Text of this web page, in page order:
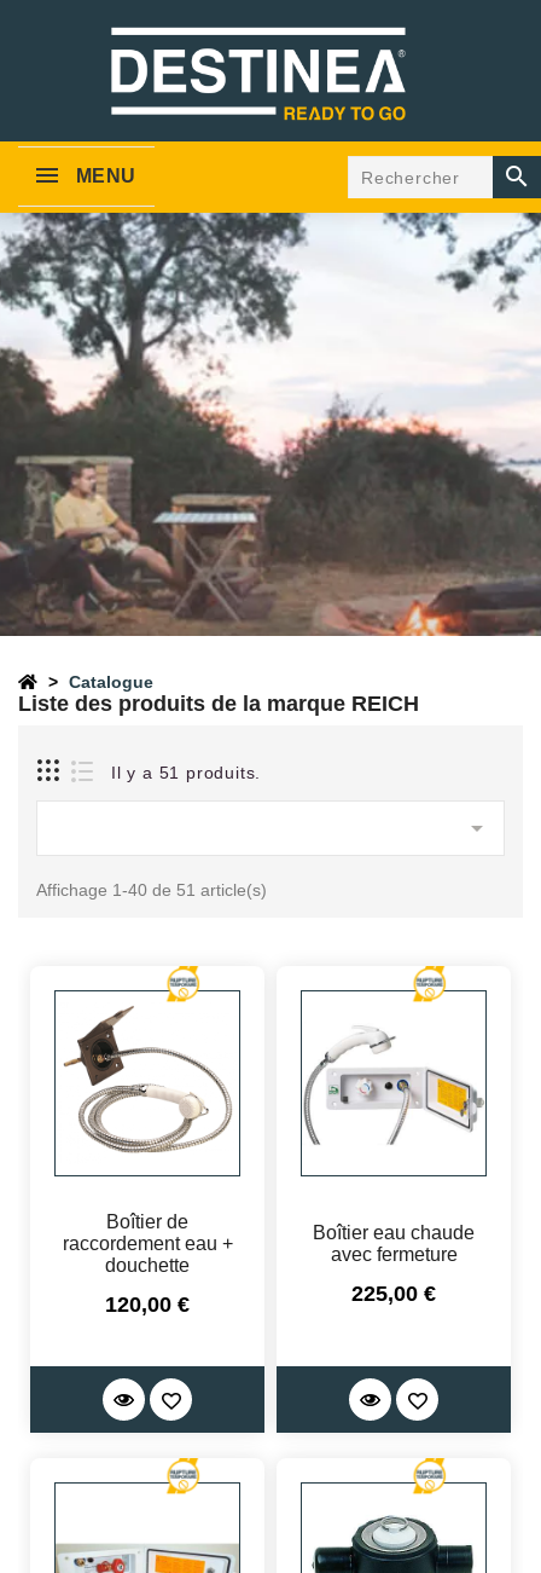
MENU 
Catalogue
Liste des produits de la marque REICH
Il y a 51 produits.

Affichage 1-40 de 51 article(s)
Boîtier de
raccordement eau +
douchette
Prix
120,00 €
Boîtier eau chaude
avec fermeture
Prix
225,00 €